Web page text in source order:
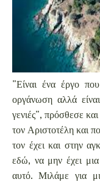
"Είναι ένα έργο
οργάνωση αλλά
γενιές", πρόσθεσε
τον Αριστοτέλη και
τον έχει και στην
εδώ, να μην έχει
αυτό. Μιλάμε για